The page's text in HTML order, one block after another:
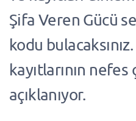
Şifa Veren Gücü
kodu
kayıtlarının nefes
açıklanıyor.